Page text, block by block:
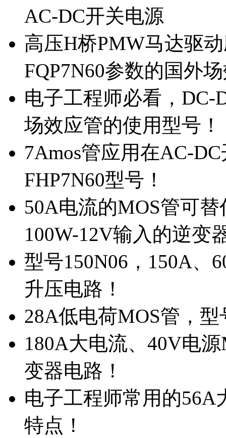
AC-DC开关电源
高压H桥PMW马达驱
FQP7N60参数的国外
电子工程师必看，DC-
场效应管的使用型号！
7Amos管应用在AC-
FHP7N60型号！
50A电流的MOS管可
100W-12V输入的逆变
型号150N06，150A、
升压电路！
28A低电荷MOS管，
180A大电流、40V电
变器电路！
电子工程师常用的56A
特点！